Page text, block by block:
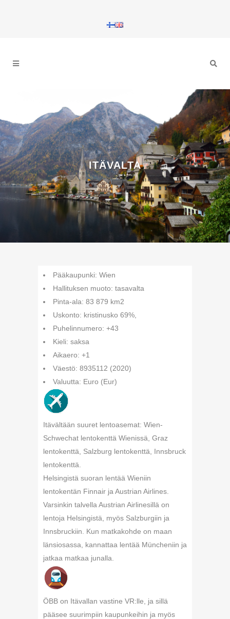
ITÄVALTA
Pääkaupunki: Wien
Hallituksen muoto: tasavalta
Pinta-ala: 83 879 km2
Uskonto: kristinusko 69%,
Puhelinnumero: +43
Kieli: saksa
Aikaero: +1
Väestö: 8935112 (2020)
Valuutta: Euro (Eur)
Itävältään suuret lentoasemat: Wien-
Schwechat lentokenttä Wienissä, Graz
lentokenttä, Salzburg lentokenttä, Innsbruck
lentokenttä.
Helsingistä suoran lentää Wieniin
lentokentän Finnair ja Austrian Airlines.
Varsinkin talvella Austrian Airlinesillä on
lentoja Helsingistä, myös Salzburgiin ja
Innsbruckiin. Kun matkakohde on maan
länsiosassa, kannattaa lentää Müncheniin ja
jatkaa matkaa junalla.
ÖBB on Itävallan vastine VR:lle, ja sillä
pääsee suurimpiin kaupunkeihin ja myös